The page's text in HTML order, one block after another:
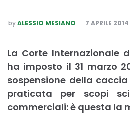
POSTED
BY
byALESSIO MESIANO 7 APRILE 2014
La Corte Internazionale
ha imposto il 31 marzo
sospensione della
praticata per scopi
commerciali: è questa la